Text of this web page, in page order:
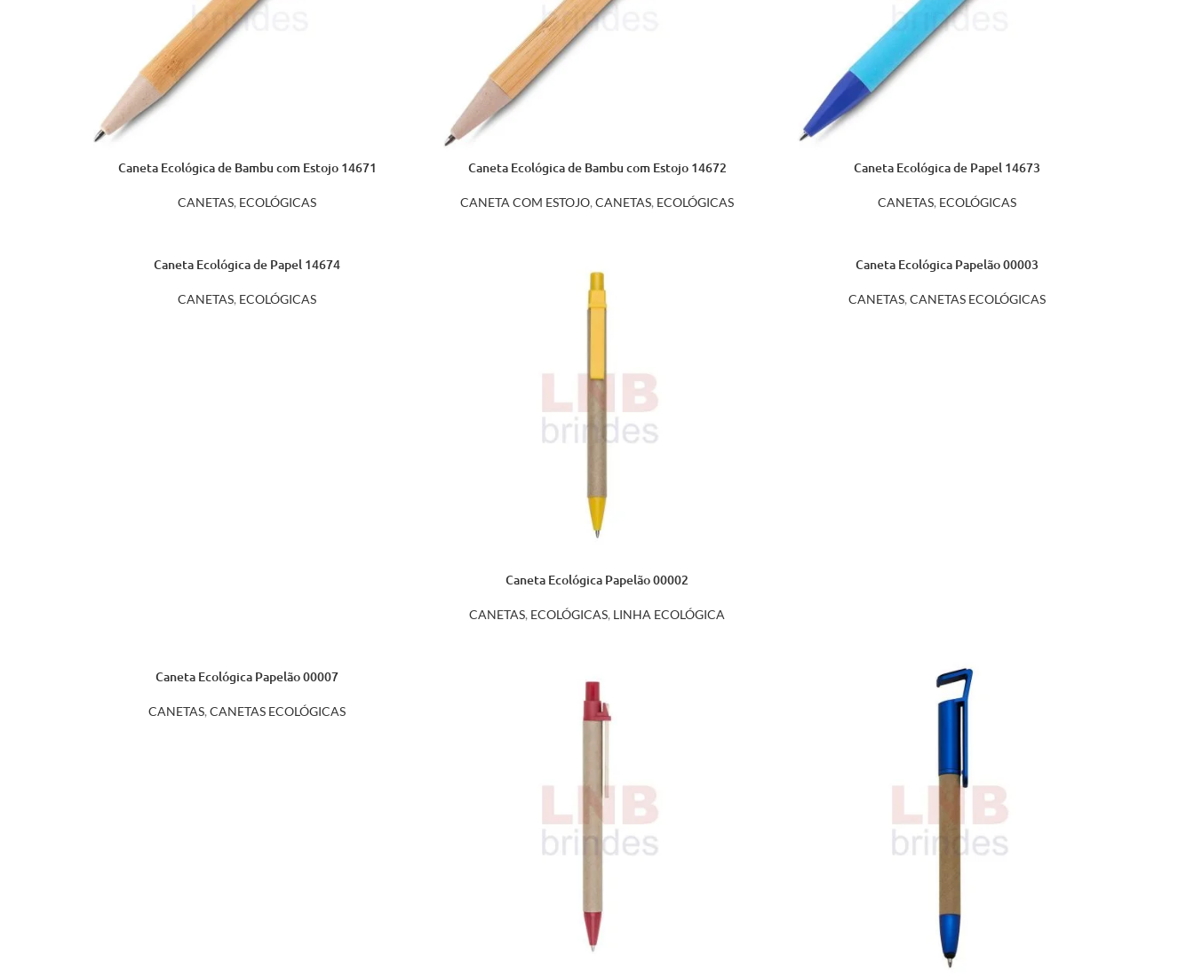
Caneta Ecológica de Bambu com Estojo 14671
CANETAS, ECOLÓGICAS
Caneta Ecológica de Bambu com Estojo 14672
CANETA COM ESTOJO, CANETAS, ECOLÓGICAS
Caneta Ecológica de Papel 14673
CANETAS, ECOLÓGICAS
Caneta Ecológica de Papel 14674
CANETAS, ECOLÓGICAS
Caneta Ecológica Papelão 00002
CANETAS, ECOLÓGICAS, LINHA ECOLÓGICA
Caneta Ecológica Papelão 00003
CANETAS, CANETAS ECOLÓGICAS
Caneta Ecológica Papelão 00007
CANETAS, CANETAS ECOLÓGICAS